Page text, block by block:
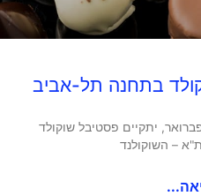
בתחנה תל-אביב
בין התאריכים 12-14 לפברואר, יתקיים פסטיבל שוקולד
– השוקולנד